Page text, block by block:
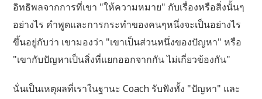
อิทธิพลจากการที่เขา "ให้ความหมาย" กับเรื่องหรือสิ่งนั้นๆ
อย่างไร คำพูดและการกระทำของคนๆหนึ่งจะเป็นอย่างไร
ขึ้นอยู่กับว่า เขามองว่า "เขาเป็นส่วนหนึ่งของปัญหา" หรือ
"เขากับปัญหาเป็นสิ่งที่แยกออกจากกัน ไม่เกี่ยวข้องกัน"
นั่นเป็นเหตุผลที่เราในฐานะ Coach รับฟังทั้ง "ปัญหา" และ